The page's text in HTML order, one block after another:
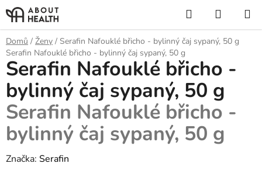
Přejít
na
obsah
Hledat
KOŠÍK
Domů / Ženy / Serafin Nafouklé břicho - bylinný čaj sypaný, 50 g
Serafin Nafouklé břicho - bylinný čaj sypaný, 50 g
Serafin Nafouklé břicho -
bylinný čaj sypaný, 50 g
Serafin Nafouklé břicho -
bylinný čaj sypaný, 50 g
Značka: Serafin